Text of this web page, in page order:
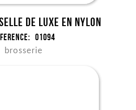
de Luxe en nylon
01094
brosserie